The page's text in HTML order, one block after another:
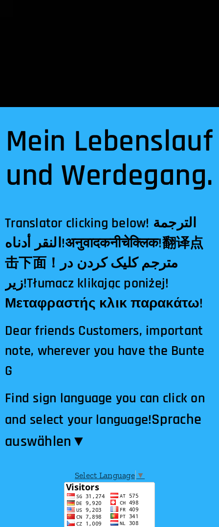
Mein Lebenslauf
und Werdegang.
Translator clicking below! الترجمة
النقر أدناه!अनुवादकनीचेक्लिक!翻译点
击下面！مترجم کلیک کردن در
زیر!Tłumacz klikając poniżej!
Μεταφραστής κλικ παρακάτω!
Dear friends Customers, important
note, wherever you have the Bunte
G
Find sign language you can click on
and select your language!Sprache
auswählen​▼
Select Language ▼